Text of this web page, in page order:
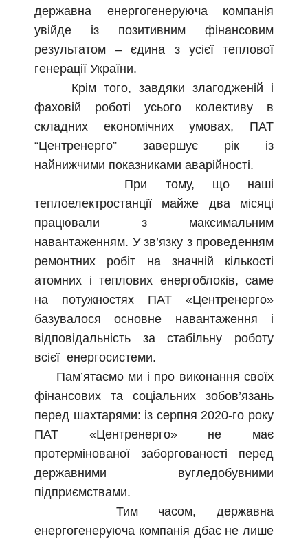
державна енергогенеруюча компанія
увійде із позитивним фінансовим
результатом – єдина з усієї теплової
генерації України.
Крім того, завдяки злагодженій і
фаховій роботі усього колективу в
складних економічних умовах, ПАТ
“Центренерго” завершує рік із
найнижчими показниками аварійності.
При тому, що наші
теплоелектростанції майже два місяці
працювали з максимальним
навантаженням. У зв’язку з проведенням
ремонтних робіт на значній кількості
атомних і теплових енергоблоків, саме
на потужностях ПАТ «Центренерго»
базувалося основне навантаження і
відповідальність за стабільну роботу
всієї енергосистеми.
Пам’ятаємо ми і про виконання своїх
фінансових та соціальних зобов’язань
перед шахтарями: із серпня 2020-го року
ПАТ «Центренерго» не має
протермінованої заборгованості перед
державними вугледобувними
підприємствами.
Тим часом, державна
енергогенеруюча компанія дбає не лише